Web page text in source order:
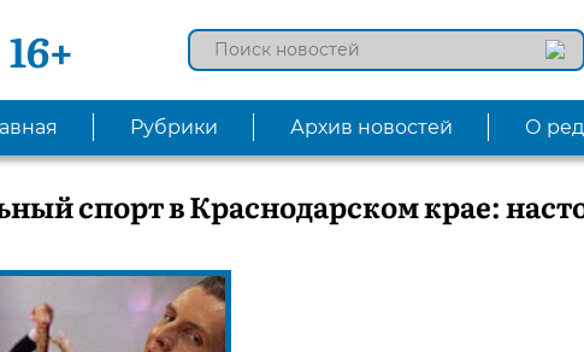
16+
Рубрики Архив новостей О
спорт в Краснодарском крае: